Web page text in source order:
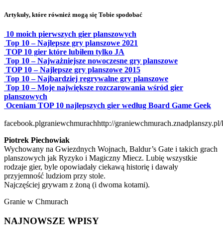
Artykuły, które również mogą się Tobie spodobać
10 moich pierwszych gier planszowych
Top 10 – Najlepsze gry planszowe 2021
TOP 10 gier które lubiłem tylko JA
Top 10 – Najważniejsze nowoczesne gry planszowe
TOP 10 – Najlepsze gry planszowe 2015
Top 10 – Najbardziej regrywalne gry planszowe
Top 10 – Moje największe rozczarowania wśród gier
planszowych
Oceniam TOP 10 najlepszych gier według Board Game Geek
facebook.plgraniewchmurachhttp://
Piotrek Piechowiak
Wychowany na Gwiezdnych Wojnach, Baldur’s Gate i takich grach
planszowych jak Ryzyko i Magiczny Miecz. Lubię wszystkie
rodzaje gier, byle opowiadały ciekawą historię i dawały
przyjemność ludziom przy stole.
Najczęściej grywam z żoną (i dwoma kotami).
Granie w Chmurach
NAJNOWSZE WPISY